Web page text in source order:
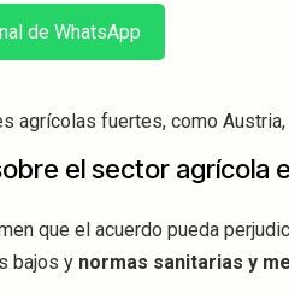
de WhatsApp
agrícolas fuertes, como
el sector agrícola
que el acuerdo pueda
bajos y normas sanitarias y